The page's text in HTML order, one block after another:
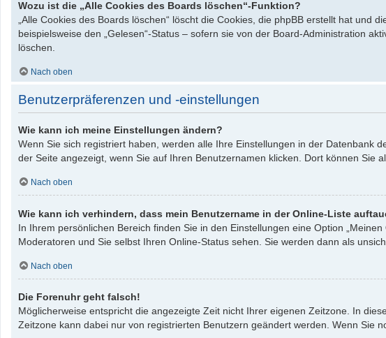
Wozu ist die „Alle Cookies des Boards löschen“-Funktion?
„Alle Cookies des Boards löschen“ löscht die Cookies, die phpBB erstellt hat
beispielsweise den „Gelesen“-Status – sofern sie von der Board-Administration
löschen.
Nach oben
Benutzerpräferenzen und -einstellungen
Wie kann ich meine Einstellungen ändern?
Wenn Sie sich registriert haben, werden alle Ihre Einstellungen in der Datenbank
der Seite angezeigt, wenn Sie auf Ihren Benutzernamen klicken. Dort können Sie
Nach oben
Wie kann ich verhindern, dass mein Benutzername in der Online-Liste
In Ihrem persönlichen Bereich finden Sie in den Einstellungen eine Option
Moderatoren und Sie selbst Ihren Online-Status sehen. Sie werden dann als
Nach oben
Die Forenuhr geht falsch!
Möglicherweise entspricht die angezeigte Zeit nicht Ihrer eigenen Zeitzone. In
Zeitzone kann dabei nur von registrierten Benutzern geändert werden. Wenn Sie